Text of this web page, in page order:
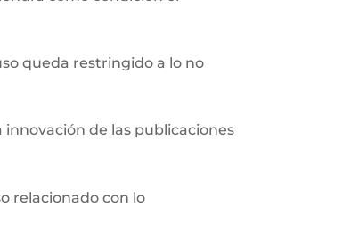
queda restringido a lo no
de las publicaciones
relacionado con lo